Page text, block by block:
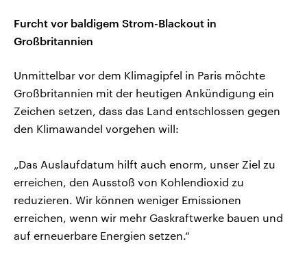
Furcht vor baldigem Strom-Blackout in
Großbritannien
Unmittelbar vor dem Klimagipfel in Paris möchte
Großbritannien mit der heutigen Ankündigung ein
Zeichen setzen, dass das Land entschlossen gegen
den Klimawandel vorgehen will:
„Das Auslaufdatum hilft auch enorm, unser Ziel zu
erreichen, den Ausstoß von Kohlendioxid zu
reduzieren. Wir können weniger Emissionen
erreichen, wenn wir mehr Gaskraftwerke bauen und
auf erneuerbare Energien setzen.“